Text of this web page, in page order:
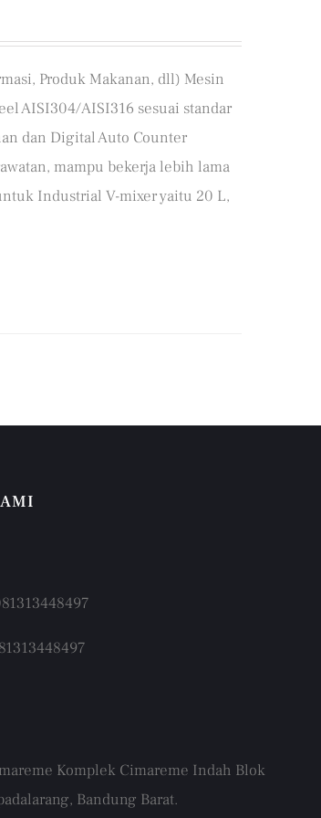
Produk Makanan, dll) Mesin
AISI304/AISI316 sesuai standar
dan Digital Auto Counter
mampu bekerja lebih lama
Industrial V-mixer yaitu 20 L,
Komplek Cimareme Indah Blok
Bandung Barat.